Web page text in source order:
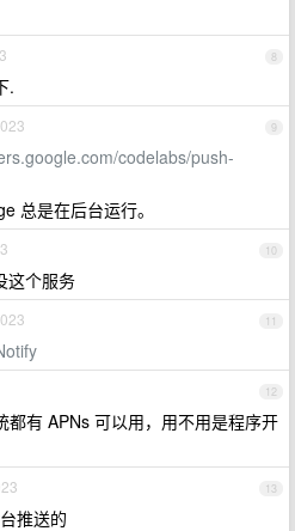
8
.
9
codelabs/push-
总是在后台运行。
10
这个服务
11
12
都有 APNs 可以用，用不用是程序开
13
推送的